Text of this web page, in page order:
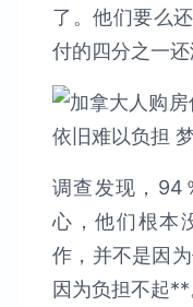
了。他们要么
付的四分之一还
调查发现，94
心，他们根本
作，并不是因
因为负担不起